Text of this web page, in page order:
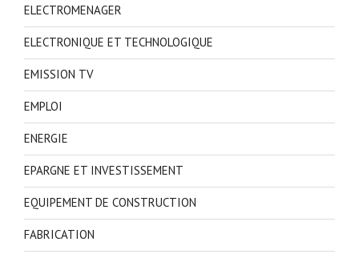
ELECTROMENAGER
ELECTRONIQUE ET TECHNOLOGIQUE
EMISSION TV
EMPLOI
ENERGIE
EPARGNE ET INVESTISSEMENT
EQUIPEMENT DE CONSTRUCTION
FABRICATION